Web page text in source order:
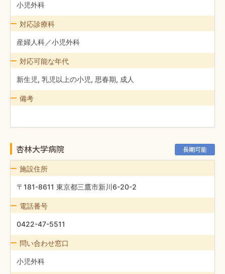
小児外科
対応診療科
産婦人科／小児外科
対応可能な年代
新生児, 乳児以上の小児, 思春期, 成人
備考
杏林大学病院 長期可能
施設住所
〒181-8611 東京都三鷹市新川6-20-2
電話番号
0422-47-5511
問い合わせ窓口
小児外科